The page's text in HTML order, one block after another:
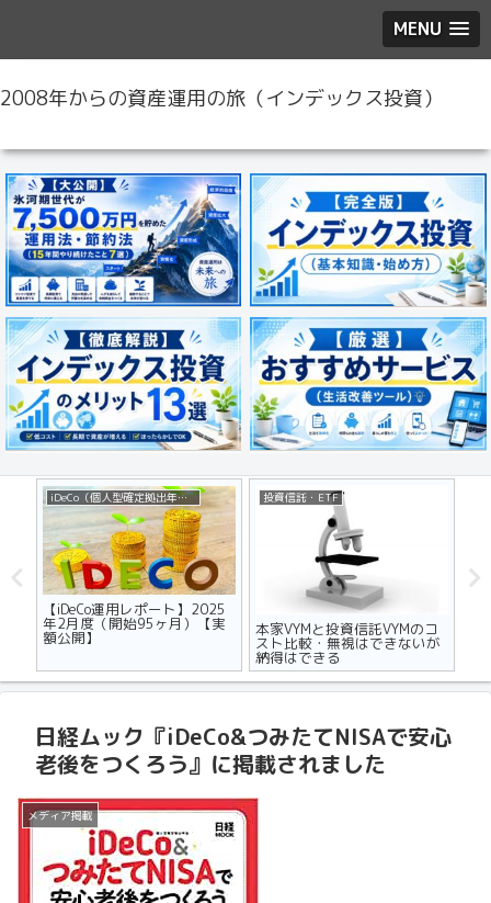
MENU
2008年からの資産運用の旅（インデックス投資）
iDeCo（個人型確定拠出年金）
【iDeCo運用レポート】2025
年2月度（開始95ヶ月）【実
額公開】
投資信託・ETF
本家VYMと投資信託VYMのコ
スト比較・無視はできないが
納得はできる
日経ムック『iDeCo&つみたてNISAで安心
老後をつくろう』に掲載されました
メディア掲載